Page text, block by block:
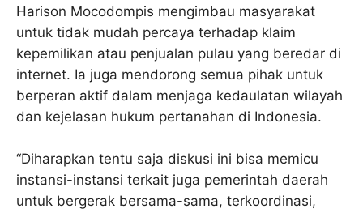
Harison Mocodompis mengimbau masyarakat
untuk tidak mudah percaya terhadap klaim
kepemilikan atau penjualan pulau yang beredar di
internet. Ia juga mendorong semua pihak untuk
berperan aktif dalam menjaga kedaulatan wilayah
dan kejelasan hukum pertanahan di Indonesia.
“Diharapkan tentu saja diskusi ini bisa memicu
instansi-instansi terkait juga pemerintah daerah
untuk bergerak bersama-sama, terkoordinasi,